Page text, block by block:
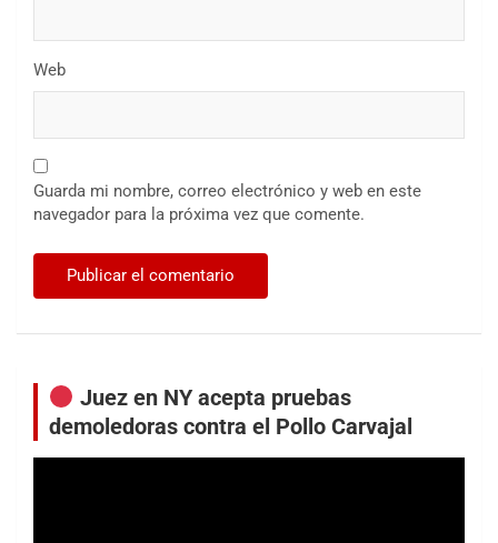
Web
Guarda mi nombre, correo electrónico y web en este
navegador para la próxima vez que comente.
Juez en NY acepta pruebas
demoledoras contra el Pollo Carvajal